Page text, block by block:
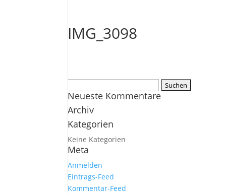
IMG_3098
nach:
Neueste Kommentare
Archiv
Kategorien
Keine Kategorien
Meta
Anmelden
Eintrags-Feed
Kommentar-Feed